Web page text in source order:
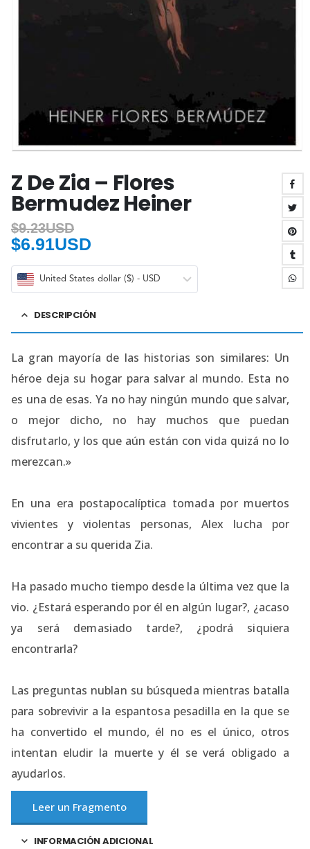
Z De Zia – Flores
Bermudez Heiner
$9.23USD
$6.91USD
United States dollar ($) - USD
DESCRIPCIÓN
La gran mayoría de las historias son similares: Un
héroe deja su hogar para salvar al mundo. Esta no
es una de esas. Ya no hay ningún mundo que salvar,
o mejor dicho, no hay muchos que puedan
disfrutarlo, y los que aún están con vida quizá no lo
merezcan.»
En una era postapocalíptica tomada por muertos
vivientes y violentas personas, Alex lucha por
encontrar a su querida Zia.
Ha pasado mucho tiempo desde la última vez que la
vio. ¿Estará esperando por él en algún lugar?, ¿acaso
ya será demasiado tarde?, ¿podrá siquiera
encontrarla?
Las preguntas nublan su búsqueda mientras batalla
para sobrevivir a la espantosa pesadilla en la que se
ha convertido el mundo, él no es el único, otros
intentan eludir la muerte y él se verá obligado a
ayudarlos.
Leer un Fragmento
INFORMACIÓN ADICIONAL